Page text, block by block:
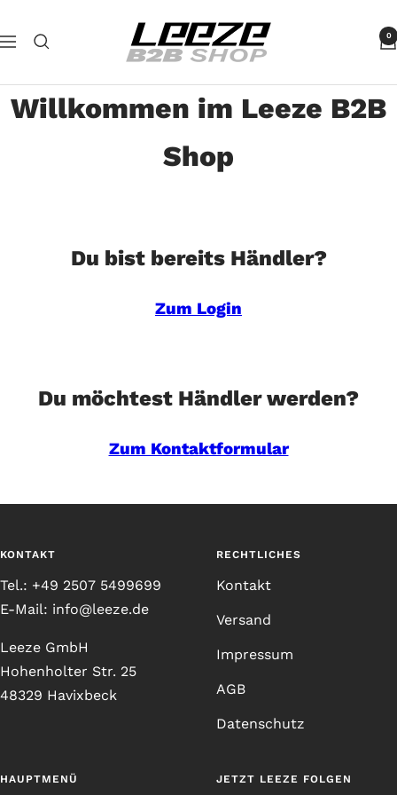
zum
Navigation
Leeze
B2B
0
Willkommen im Leeze B2B
Shop
Du bist bereits Händler?
Zum Login
Du möchtest Händler werden?
Zum Kontaktformular
KONTAKT
Tel.: +49 2507 5499699
E-Mail: info@leeze.de
Leeze GmbH
Hohenholter Str. 25
48329 Havixbeck
RECHTLICHES
Kontakt
Versand
Impressum
AGB
Datenschutz
HAUPTMENÜ JETZT LEEZE FOLGEN